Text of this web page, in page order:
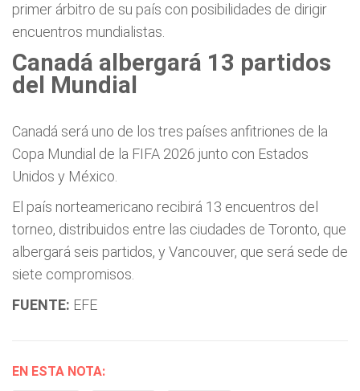
primer árbitro de su país con posibilidades de dirigir
encuentros mundialistas.
Canadá albergará 13 partidos
del Mundial
Canadá será uno de los tres países anfitriones de la
Copa Mundial de la FIFA 2026 junto con Estados
Unidos y México.
El país norteamericano recibirá 13 encuentros del
torneo, distribuidos entre las ciudades de Toronto, que
albergará seis partidos, y Vancouver, que será sede de
siete compromisos.
FUENTE: EFE
EN ESTA NOTA: